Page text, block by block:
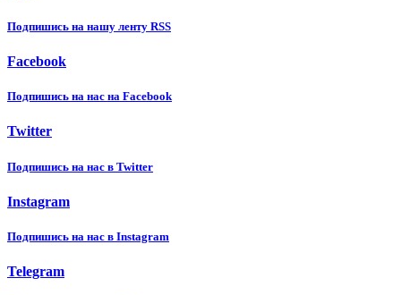
Подпишиcь на нашу ленту RSS
Facebook
Подпишиcь на нас на Facebook
Twitter
Подпишиcь на нас в Twitter
Instagram
Подпишиcь на нас в Instagram
Telegram